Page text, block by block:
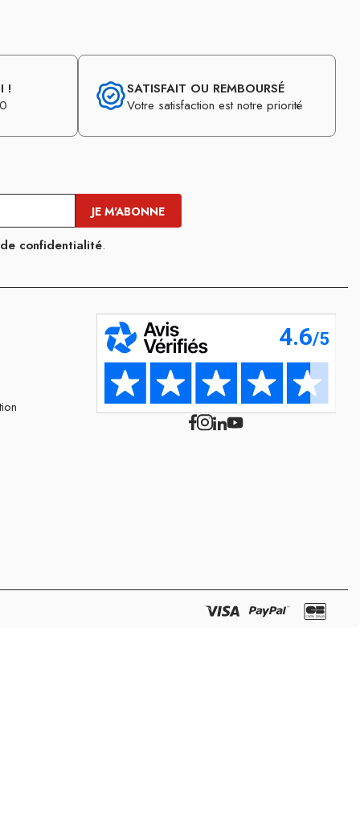
!
SATISFAIT OU REMBOURSÉ
Votre satisfaction est notre priorité
confidentialité.